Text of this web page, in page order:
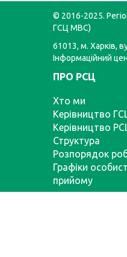
© 2016-2025.
ГСЦ МВС)
61013, м. Харків,
Інформаційний
ПРО РСЦ
Хто ми
Керівництво
Керівництво
Структура
Розпорядок
Графіки
прийому